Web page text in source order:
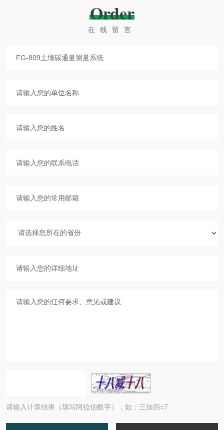
Order
在线留言
请输入计算结果（填写阿拉伯数字），如：三加四=7